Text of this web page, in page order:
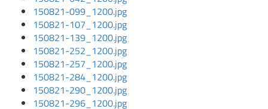
150821-099_1200.jpg
150821-107_1200.jpg
150821-139_1200.jpg
150821-252_1200.jpg
150821-257_1200.jpg
150821-284_1200.jpg
150821-290_1200.jpg
150821-296_1200.jpg